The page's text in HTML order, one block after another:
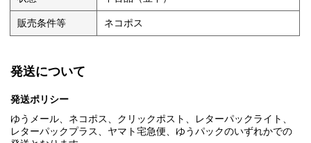
は発送作業出来ませんのでご了承ください。
す。
■I■キャンセル・返品について■I■
商品説明や注意事項に記載している内容に関する返品や返金には
一切お応え出来ません。
販売条件等 ネコポス
発送について
発送ポリシー
ゆうメール、ネコポス、クリックポスト、レターパックライト、
レターパックプラス、ヤマト宅急便、ゆうパックのいずれかでの